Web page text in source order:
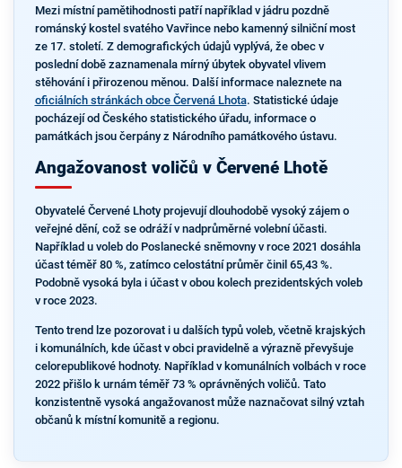
Mezi místní pamětihodnosti patří například v jádru pozdně
románský kostel svatého Vavřince nebo kamenný silniční most
ze 17. století. Z demografických údajů vyplývá, že obec v
poslední době zaznamenala mírný úbytek obyvatel vlivem
stěhování i přirozenou měnou. Další informace naleznete na
oficiálních stránkách obce Červená Lhota. Statistické údaje
pocházejí od Českého statistického úřadu, informace o
památkách jsou čerpány z Národního památkového ústavu.
Angažovanost voličů v Červené Lhotě
Obyvatelé Červené Lhoty projevují dlouhodobě vysoký zájem o
veřejné dění, což se odráží v nadprůměrné volební účasti.
Například u voleb do Poslanecké sněmovny v roce 2021 dosáhla
účast téměř 80 %, zatímco celostátní průměr činil 65,43 %.
Podobně vysoká byla i účast v obou kolech prezidentských voleb
v roce 2023.
Tento trend lze pozorovat i u dalších typů voleb, včetně krajských
i komunálních, kde účast v obci pravidelně a výrazně převyšuje
celorepublikové hodnoty. Například v komunálních volbách v roce
2022 přišlo k urnám téměř 73 % oprávněných voličů. Tato
konzistentně vysoká angažovanost může naznačovat silný vztah
občanů k místní komunitě a regionu.